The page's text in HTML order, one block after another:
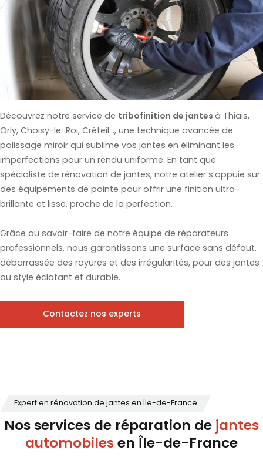
Découvrez notre service de tribofinition de jantesà Thiais,
Orly, Choisy-le-Roi, Créteil..., une technique avancée de
polissage miroir qui sublime vos jantes en éliminant les
imperfections pour un rendu uniforme. En tant que
spécialiste de rénovation de jantes, notre atelier s’appuie sur
des équipements de pointe pour offrir une finition ultra-
brillante et lisse, proche de la perfection.
Grâce au savoir-faire de notre équipe de réparateurs
professionnels, nous garantissons une surface sans défaut,
débarrassée des rayures et des irrégularités, pour des jantes
au style éclatant et durable.
Contactez nos experts
Nos services de réparation dejantes
automobilesen Île-de-France
Expert en rénovation de jantes en Île-de-France